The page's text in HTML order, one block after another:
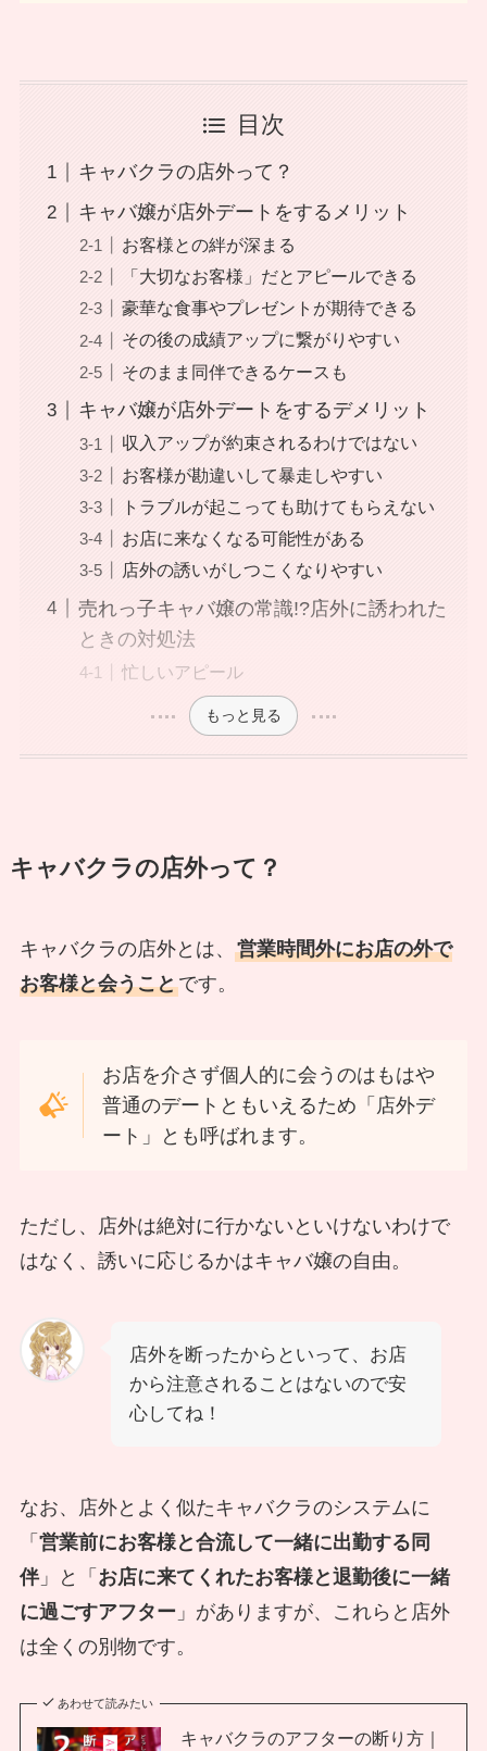
目次
キャバクラの店外って？
キャバ嬢が店外デートをするメリット
お客様との絆が深まる
「大切なお客様」だとアピールできる
豪華な食事やプレゼントが期待できる
その後の成績アップに繋がりやすい
そのまま同伴できるケースも
キャバ嬢が店外デートをするデメリット
収入アップが約束されるわけではない
お客様が勘違いして暴走しやすい
トラブルが起こっても助けてもらえない
お店に来なくなる可能性がある
店外の誘いがしつこくなりやすい
売れっ子キャバ嬢の常識!?店外に誘われた
ときの対処法
忙しいアピール
もっと見る
キャバクラの店外って？
キャバクラの店外とは、 営業時間外にお店の外で
お客様と会うことです。
お店を介さず個人的に会うのはもはや
普通のデートともいえるため「店外デ
ート」とも呼ばれます。
ただし、店外は絶対に行かないといけないわけで
はなく、誘いに応じるかはキャバ嬢の自由。
店外を断ったからといって、お店
から注意されることはないので安
心してね！
なお、店外とよく似たキャバクラのシステムに
「 営業前にお客様と合流して一緒に出勤する同
伴」と「 お店に来てくれたお客様と退勤後に一緒
に過ごすアフター 」がありますが、これらと店外
は全くの別物です。
あわせて読みたい
キャバクラのアフターの断り方｜